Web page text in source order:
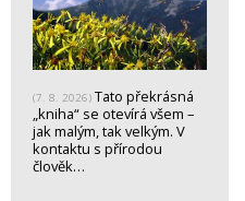
(7. 8. 2026) Tato překrásná
„kniha“ se otevírá všem –
jak malým, tak velkým. V
kontaktu s přírodou
člověk…